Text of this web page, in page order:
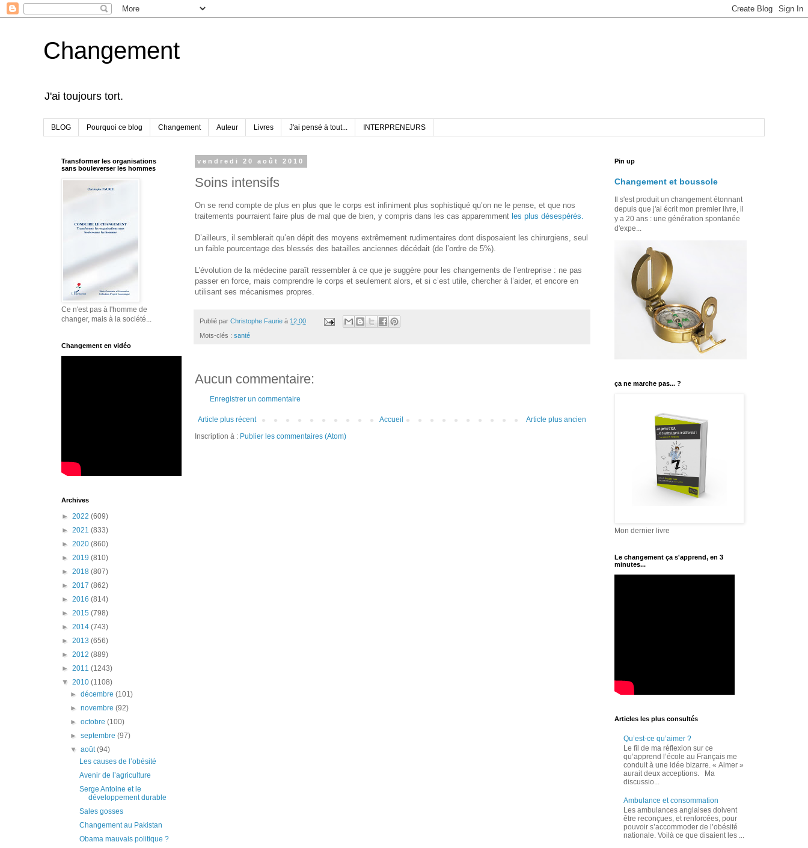
Changement
J'ai toujours tort.
BLOG Pourquoi ce blog Changement Auteur Livres J'ai pensé à tout... INTERPRENEURS
vendredi 20 août 2010
Soins intensifs
On se rend compte de plus en plus que le corps est infiniment plus sophistiqué qu’on ne le pense, et que nos
traitements pourraient faire plus de mal que de bien, y compris dans les cas apparemment les plus désespérés.
D’ailleurs, il semblerait qu’en dépit des moyens extrêmement rudimentaires dont disposaient les chirurgiens, seul
un faible pourcentage des blessés des batailles anciennes décédait (de l’ordre de 5%).
L’évolution de la médecine paraît ressembler à ce que je suggère pour les changements de l’entreprise : ne pas
passer en force, mais comprendre le corps et seulement alors, et si c’est utile, chercher à l’aider, et encore en
utilisant ses mécanismes propres.
Publié par Christophe Faurie à 12:00
Mots-clés : santé
Aucun commentaire:
Enregistrer un commentaire
Article plus récent Article plus ancien
Accueil
Inscription à : Publier les commentaires (Atom)
Transformer les organisations
sans bouleverser les hommes
Ce n'est pas à l'homme de
changer, mais à la société...
Changement en vidéo
Archives
► 2022 (609)
► 2021 (833)
► 2020 (860)
► 2019 (810)
► 2018 (807)
► 2017 (862)
► 2016 (814)
► 2015 (798)
► 2014 (743)
► 2013 (656)
► 2012 (889)
► 2011 (1243)
▼ 2010 (1108)
►décembre(101)
►novembre(92)
►octobre(100)
►septembre(97)
▼août(94)
Les causes de l’obésité
Avenir de l’agriculture
Serge Antoine et le
développement durable
Sales gosses
Changement au Pakistan
Obama mauvais politique ?
Pin up
Changement et boussole
Il s'est produit un changement étonnant
depuis que j'ai écrit mon premier livre, il
y a 20 ans : une génération spontanée
d'expe...
ça ne marche pas... ?
Mon dernier livre
Le changement ça s'apprend, en 3
minutes...
Articles les plus consultés
Qu’est-ce qu’aimer ?
Le fil de ma réflexion sur ce
qu’apprend l’école au Français me
conduit à une idée bizarre. « Aimer »
aurait deux acceptions. Ma
discussio...
Ambulance et consommation
Les ambulances anglaises doivent
être reconçues, et renforcées, pour
pouvoir s’accommoder de l’obésité
nationale. Voilà ce que disaient les ...